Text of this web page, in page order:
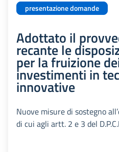
presentazione domande
Adottato il
recante le
per la fruizione
investimenti in
innovative
Nuove misure di sostegno
di cui agli artt. 2 e 3 del